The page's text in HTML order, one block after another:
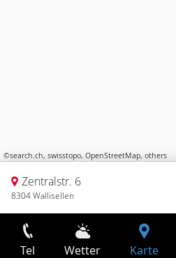
©search.ch, swisstopo, OpenStreetMap, others
Zentralstr. 6
8304 Wallisellen
Tel Wetter Karte